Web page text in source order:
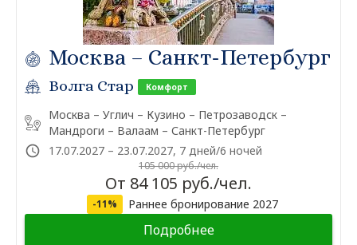
Москва – Санкт-Петербург
Волга Стар Комфорт
Москва – Углич – Кузино – Петрозаводск –
Мандроги – Валаам – Санкт-Петербург
17.07.2027 – 23.07.2027, 7 дней/6 ночей
105 000 руб./чел.
От 84 105 руб./чел.
-11% Раннее бронирование 2027
Подробнее